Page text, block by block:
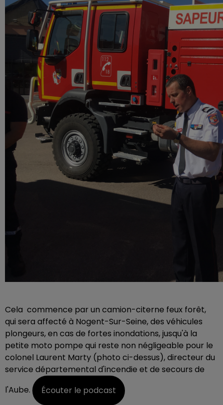
Cela commence par un camion-citerne feux forêt,
qui sera affecté à Nogent-Sur-Seine, des véhicules
plongeurs, en cas de fortes inondations, jusqu'à la
petite moto pompe qui reste non négligeable pour le
colonel Laurent Marty (photo ci-dessus), directeur du
service départemental d'incendie et de secours de
l'Aube.
Écouter le podcast